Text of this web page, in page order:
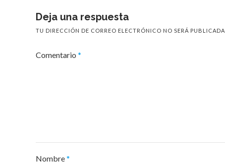
Deja una respuesta
TU DIRECCIÓN DE CORREO ELECTRÓNICO NO SERÁ PUBLICADA.
Comentario *
Nombre*